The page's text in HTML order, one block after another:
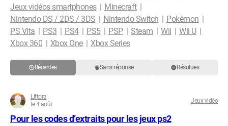
Jeux vidéos smartphones
Minecraft
Nintendo DS / 2DS / 3DS
Nintendo Switch
Pokémon
PS Vita
PS3 PS4 PS5 PSP Steam Wii
Wii U
Xbox 360
Xbox One Xbox Series
Récentes Sans réponse Résolues
Littora
le 4 août
Jeux vidéo
Pour les codes d’extraits pour les jeux ps2